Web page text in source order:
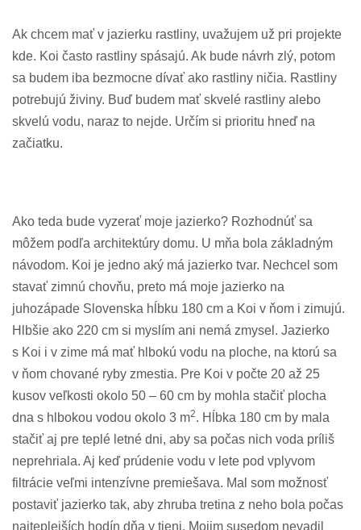
Ak chcem mať v jazierku rastliny, uvažujem už pri projekte
kde. Koi často rastliny spásajú. Ak bude návrh zlý, potom
sa budem iba bezmocne dívať ako rastliny ničia. Rastliny
potrebujú živiny. Buď budem mať skvelé rastliny alebo
skvelú vodu, naraz to nejde. Určím si prioritu hneď na
začiatku.
Ako teda bude vyzerať moje jazierko? Rozhodnúť sa
môžem podľa architektúry domu. U mňa bola základným
návodom. Koi je jedno aký má jazierko tvar. Nechcel som
stavať zimnú chovňu, preto má moje jazierko na
juhozápade Slovenska hĺbku 180 cm a Koi v ňom i zimujú.
Hlbšie ako 220 cm si myslím ani nemá zmysel. Jazierko
s Koi i v zime má mať hlbokú vodu na ploche, na ktorú sa
v ňom chované ryby zmestia. Pre Koi v počte 20 až 25
kusov veľkosti okolo 50 – 60 cm by mohla stačiť plocha
dna s hlbokou vodou okolo 3 m2. Hĺbka 180 cm by mala
stačiť aj pre teplé letné dni, aby sa počas nich voda príliš
neprehriala. Aj keď prúdenie vodu v lete pod vplyvom
filtrácie veľmi intenzívne premiešava. Mal som možnosť
postaviť jazierko tak, aby zhruba tretina z neho bola počas
najteplejších hodín dňa v tieni. Mojim susedom nevadil